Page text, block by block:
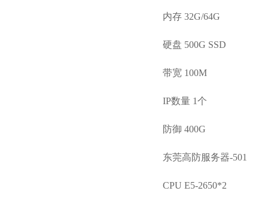
内存 32G/64G
硬盘 500G SSD
带宽 100M
IP数量 1个
防御 400G
东莞高防服务器-501
CPU E5-2650*2